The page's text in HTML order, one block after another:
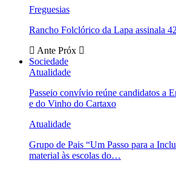
Freguesias
Rancho Folclórico da Lapa assinala
Ante Próx
Sociedade
Atualidade
Passeio convívio reúne candidatos a
e do Vinho do Cartaxo
Atualidade
Grupo de Pais “Um Passo para a
material às escolas do…